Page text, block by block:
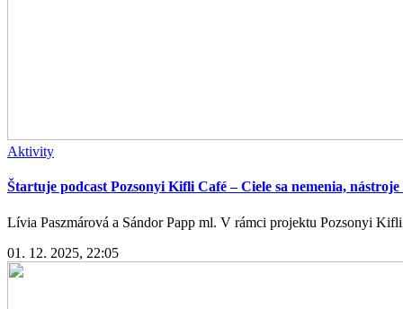
Aktivity
Štartuje podcast Pozsonyi Kifli Café – Ciele sa nemenia, nástroje
Lívia Paszmárová a Sándor Papp ml. V rámci projektu Pozsonyi
01. 12. 2025, 22:05